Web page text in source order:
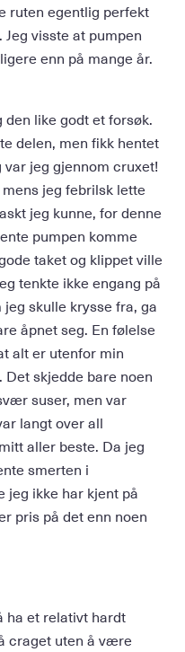
ruten egentlig perfekt
visste at pumpen
enn på mange år.
den like godt et forsøk.
delen, men fikk hentet
jeg gjennom cruxet!
jeg febrilsk lette
jeg kunne, for denne
pumpen komme
taket og klippet ville
tenkte ikke engang på
skulle krysse fra, ga
åpnet seg. En følelse
alt er utenfor min
skjedde bare noen
suser, men var
langt over all
aller beste. Da jeg
smerten i
jeg ikke har kjent på
pris på det enn noen
ha et relativt hardt
craget uten å være